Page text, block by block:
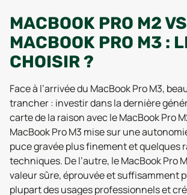
MACBOOK PRO M2 VS
MACBOOK PRO M3 :
CHOISIR ?
Face à l’arrivée du MacBook Pro M3,
trancher : investir dans la dernière
carte de la raison avec le MacBook Pro
MacBook Pro M3 mise sur une
puce gravée plus finement et quelques
techniques. De l’autre, le MacBook Pro
valeur sûre, éprouvée et suffisamment
plupart des usages professionnels et